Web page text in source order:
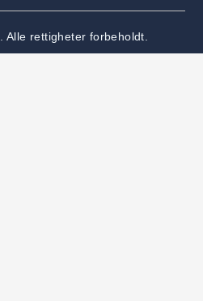
. Alle rettigheter forbeholdt.